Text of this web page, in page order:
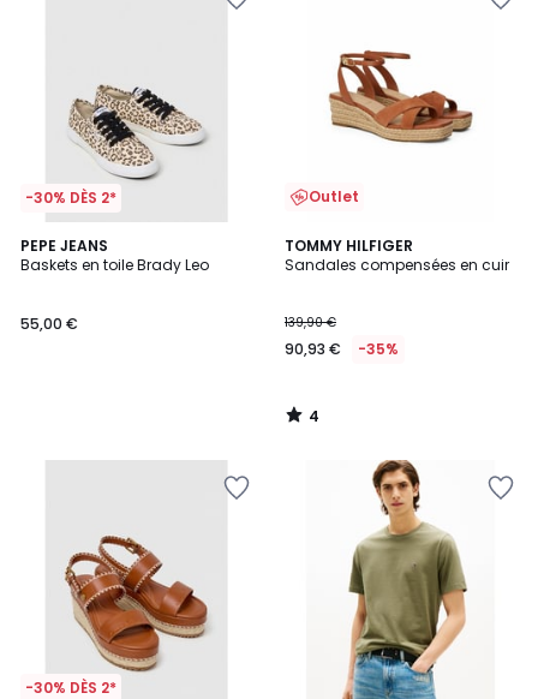
-30% DÈS 2*
PEPE JEANS
Baskets en toile Brady Leo
55,00 €
Outlet
TOMMY HILFIGER
Sandales compensées en cuir
139,90 €
90,93 € -35%
4
/
4
/
-30% DÈS 2*